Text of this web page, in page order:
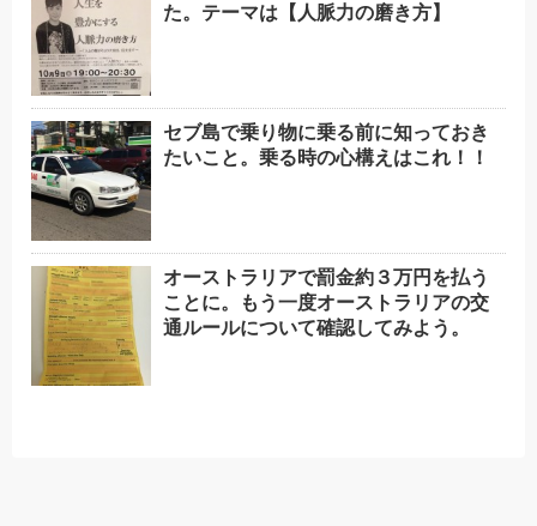
た。テーマは【人脈力の磨き方】
セブ島で乗り物に乗る前に知っておき
たいこと。乗る時の心構えはこれ！！
オーストラリアで罰金約３万円を払う
ことに。もう一度オーストラリアの交
通ルールについて確認してみよう。